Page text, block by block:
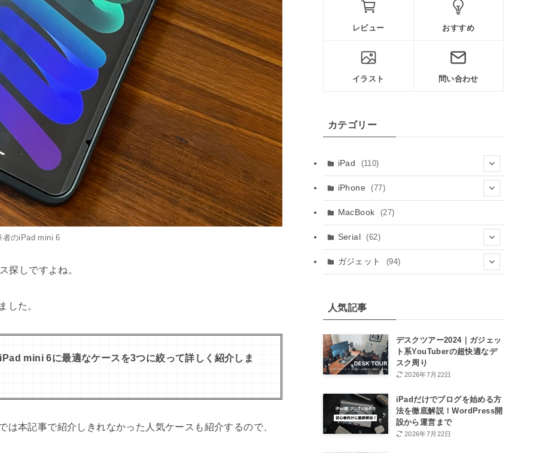
者のiPad mini 6
探しですよね。
した。
mini 6に最適なケースを3つに絞って詳しく紹介しま
本記事で紹介しきれなかった人気ケースも紹介するので、
レビュー おすすめ
イラスト 問い合わせ
カテゴリー
iPad (110)
(8)
iPhone (77)
(9)
MacBook (27)
Serial (62)
(30)
ガジェット (94)
(12)
(46)
(15)
人気記事
デスクツアー2024｜ガジェッ
ト系YouTuberの超快適なデ
スク周り
2026年7月22日
iPadだけでブログを始める方
法を徹底解説！WordPress開
設から運営まで
2026年7月22日